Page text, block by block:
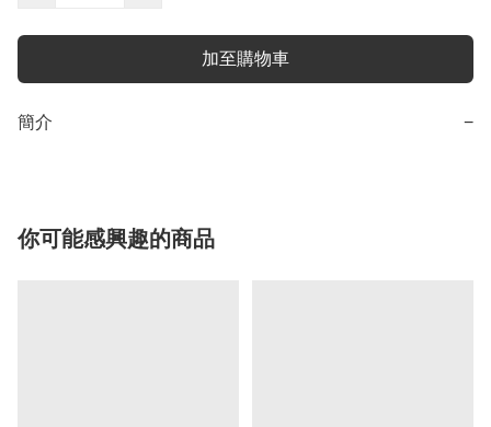
加至購物車
簡介 −
你可能感興趣的商品